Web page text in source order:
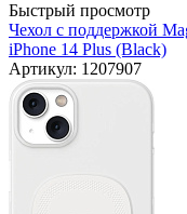
Быстрый просмотр
Чехол с поддержкой
iPhone 14 Plus (Black)
Артикул: 1207907